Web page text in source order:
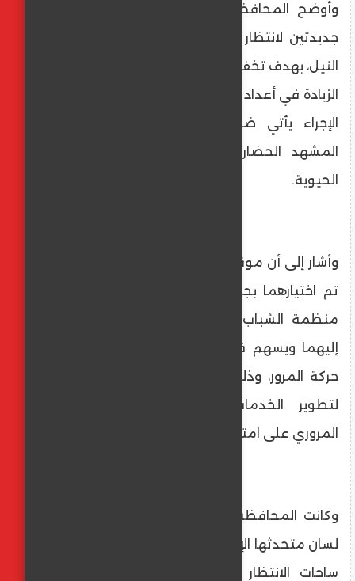
وأوضح المحافظ أنه تم تخصيص منطقتين
جديدتين لانتظار السيارات على امتداد كورنيش
النيل، بهدف تخفيف التكدس المروري واستيعاب
الزيادة في أعداد رواد الكورنيش، لافتًا إلى أن هذا
الإجراء يأتي ضمن خطة متكاملة لتحسين
المشهد الحضاري بأحد أهم محاور المدينة
الحيوية.
وأشار إلى أن موقعي ساحتي الانتظار الجديدتين
تم اختيارهما بجوار معهد الأورام وبالقرب من
منظمة الشباب، بما يضمن سهولة الوصول
إليهما ويسهم في تحقيق انسياب واضح في
حركة المرور، وذلك في إطار الجهود المستمرة
لتطوير الخدمات العامة وتعزيز الانضباط
المروري على امتداد الكورنيش.
وكانت المحافظة قد أصدرت بيانًا رسميًا على
لسان متحدثها الإعلامي، أكدت فيه أن تخصيص
ساحات الانتظار الجديدة يأتي في إطار رؤية